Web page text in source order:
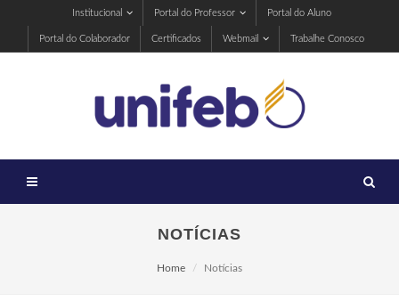
Institucional Portal do Professor Portal do Aluno
Portal do Colaborador Certificados Webmail Trabalhe Conosco
NOTÍCIAS
Home Notícias